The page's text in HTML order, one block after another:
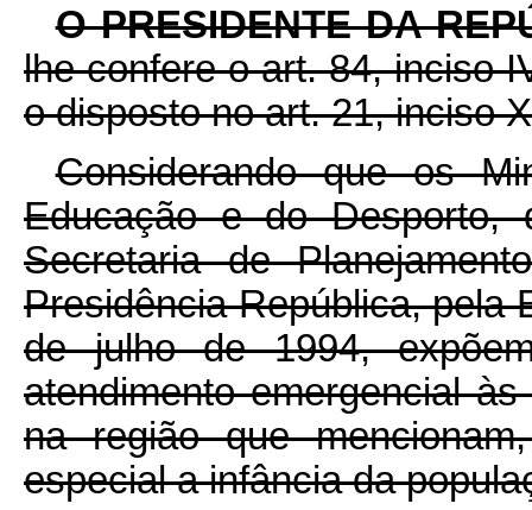
O PRESIDENTE DA
lhe confere o art. 84, inciso
o disposto no art. 21, inciso
Considerando que os
Educação e do Desporto,
Secretaria de
Presidência República, pela
de julho de 1994,
atendimento emergencial
na região que
especial a infância da